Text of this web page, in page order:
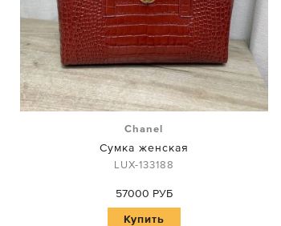
Chanel
Сумка женская
LUX-133188
57000 РУБ
Купить